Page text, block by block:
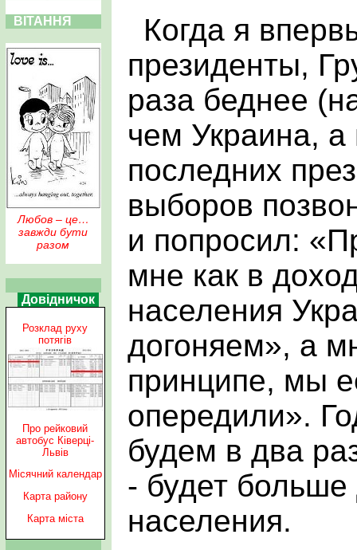
ВІТАННЯ
Любов – це…
завжди бути
разом
Довідничок
Розклад руху
потягів
Про рейковий
автобус Ківерці-
Львів
Місячний календар
Карта району
Карта міста
Когда я
президенты,
раза беднее
чем Украина,
последних
выборов
и попросил:
мне как в
населения
догоняем», а
принципе, мы
опередили».
будем в два
- будет
населения.